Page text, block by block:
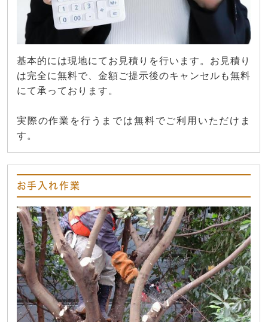
基本的には現地にてお見積りを行います。お見積り
は完全に無料で、金額ご提示後のキャンセルも無料
にて承っております。
実際の作業を行うまでは無料でご利用いただけま
す。
お手入れ作業